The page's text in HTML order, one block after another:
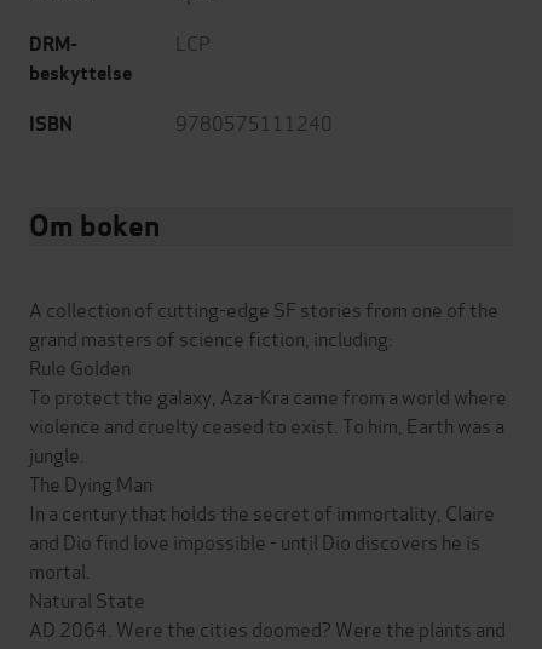
DRM-
beskyttelse
LCP
ISBN 9780575111240
Om boken
A collection of cutting-edge SF stories from one of the
grand masters of science fiction, including:
Rule Golden
To protect the galaxy, Aza-Kra came from a world where
violence and cruelty ceased to exist. To him, Earth was a
jungle.
The Dying Man
In a century that holds the secret of immortality, Claire
and Dio find love impossible - until Dio discovers he is
mortal.
Natural State
AD 2064. Were the cities doomed? Were the plants and